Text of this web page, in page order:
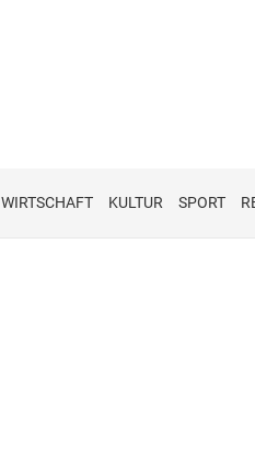
WIRTSCHAFT KULTUR SPORT